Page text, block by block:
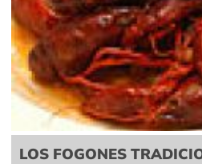
LOS FOGONES